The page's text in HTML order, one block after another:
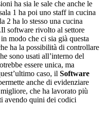
ha sia le sale che anche le
1 ha poi uno staff in cucina
2 ha lo stesso una cucina
software rivolto al settore
modo che ci sia già questa
ha la possibilità di controllare
sono usati all’interno del
essere unica, ma
caso, il Software
anche di evidenziare
che ha lavorato più
avendo quini dei codici